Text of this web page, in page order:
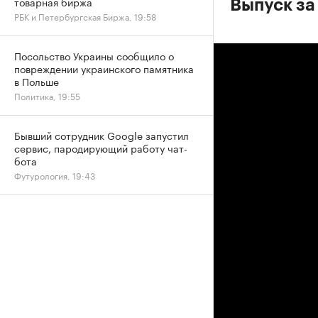
Выпуск
РБК и Петербургская Биржа, 19:58
Посольство Украины сообщило о
повреждении украинского памятника
в Польше
Политика, 19:55
Бывший сотрудник Google запустил
сервис, пародирующий работу чат-
бота
Футурология, 19:43